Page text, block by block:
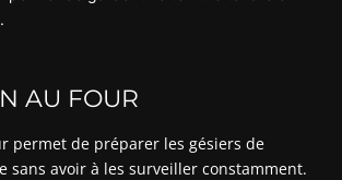
AU FOUR
permet de préparer les gésiers de
sans avoir à les surveiller constamment.